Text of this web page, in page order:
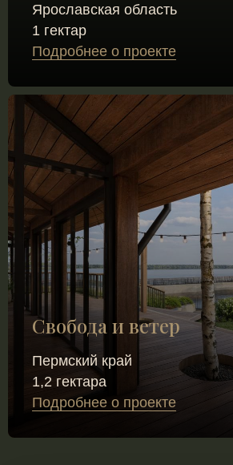
Ярославская область
1 гектар
Подробнее о проекте
Свобода и ветер
Пермский край
1,2 гектара
Подробнее о проекте